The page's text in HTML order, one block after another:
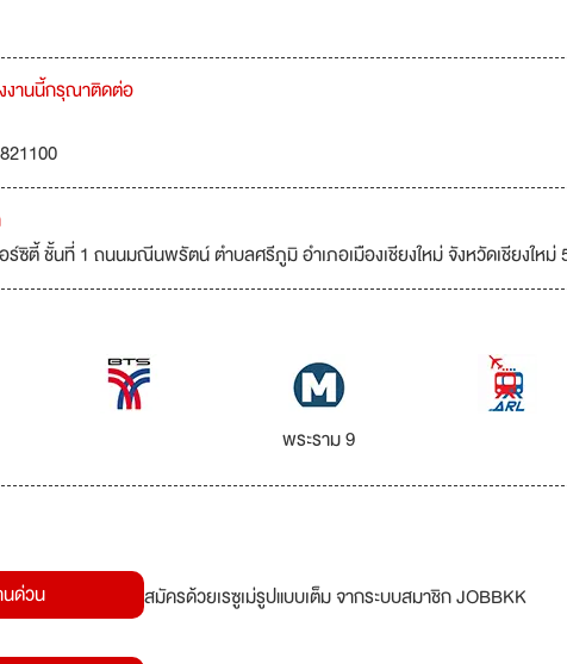
งานนี้กรุณาติดต่อ
ซิตี้ ชั้นที่ 1 ถนนมณีนพรัตน์ ตำบลศรีภูมิ อำเภอเมืองเชียงใหม่ จังหวัดเชียงใหม่
พระราม 9
ด่วน สมัครด้วยเรซูเม่รูปแบบเต็ม จากระบบสมาชิก JOBBKK